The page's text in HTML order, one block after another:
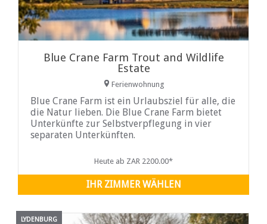
Blue Crane Farm Trout and Wildlife
Estate
Ferienwohnung
Blue Crane Farm ist ein Urlaubsziel für alle, die
die Natur lieben. Die Blue Crane Farm bietet
Unterkünfte zur Selbstverpflegung in vier
separaten Unterkünften.
Heute ab ZAR 2200.00*
IHR ZIMMER WÄHLEN
LYDENBURG